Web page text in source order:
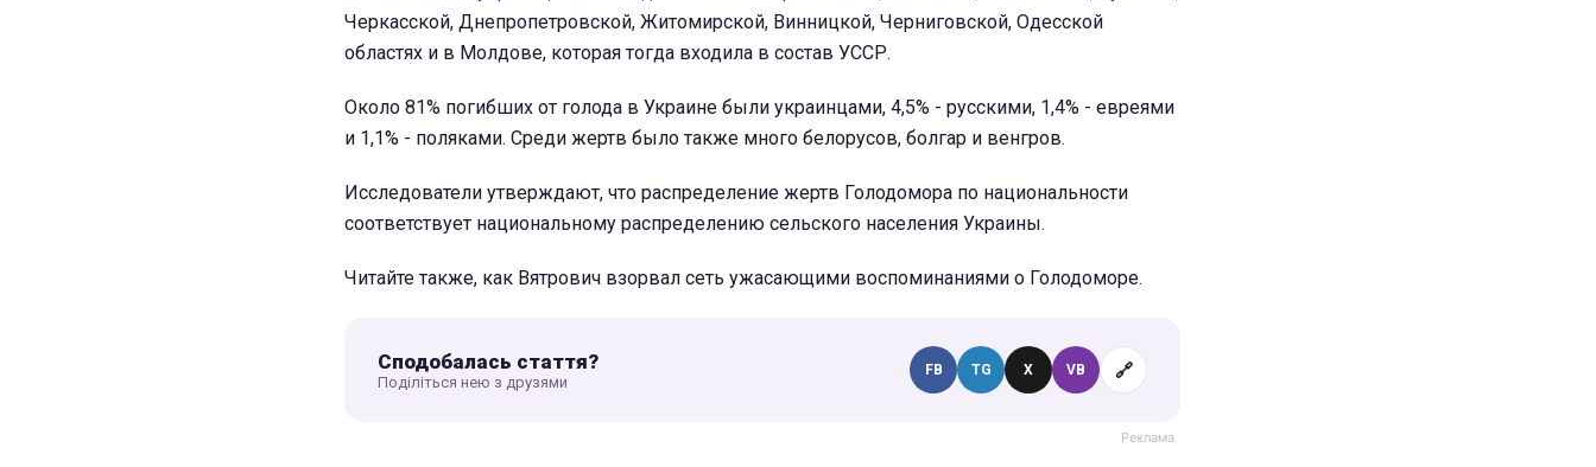
Черкасской, Днепропетровской, Житомирской, Винницкой, Черниговской, Одесской
областях и в Молдове, которая тогда входила в состав УССР.
Около 81% погибших от голода в Украине были украинцами, 4,5% - русскими, 1,4% - евреями
и 1,1% - поляками. Среди жертв было также много белорусов, болгар и венгров.
Исследователи утверждают, что распределение жертв Голодомора по национальности
соответствует национальному распределению сельского населения Украины.
Читайте также, как Вятрович взорвал сеть ужасающими воспоминаниями о Голодоморе.
Сподобалась стаття?
Поділіться нею з друзями
FB TG X VB 🔗